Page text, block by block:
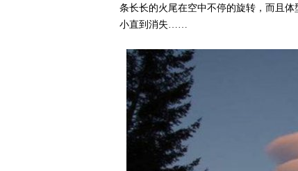
条长长的火尾在空中不停的旋转，而且
小直到消失……